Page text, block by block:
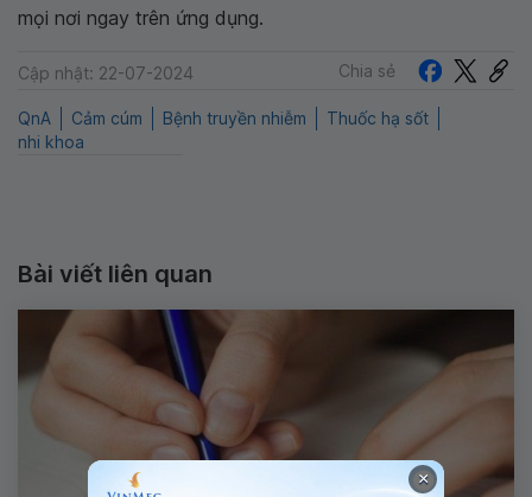
mọi nơi ngay trên ứng dụng.
Cập nhật: 22-07-2024 Chia sẻ
QnA Cảm cúm Bệnh truyền nhiễm
Thuốc hạ sốt
nhi khoa
Bài viết liên quan
×